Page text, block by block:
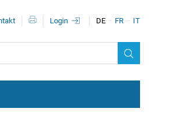
DE FR IT
Login